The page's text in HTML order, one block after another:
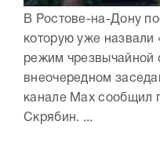
В Ростове-на-Дону
которую уже назвали
режим чрезвычайной
внеочередном
канале Max сообщил
Скрябин. ...